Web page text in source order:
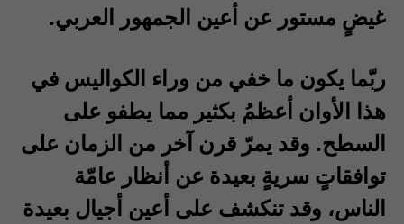
غيضٍ مستور عن أعين الجمهور العربي.
ربّما يكون ما خفي من وراء الكواليس في
هذا الأوان أعظمُ بكثير مما يطفو على
السطح. وقد يمرّ قرن آخر من الزمان على
توافقاتٍ سريةٍ بعيدة عن أنظار عامّة
الناس، وقد تنكشف على أعين أجيال بعيدة